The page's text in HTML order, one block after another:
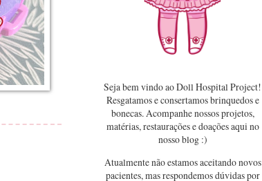
Seja bem vindo ao Doll Hospital Project!
Resgatamos e consertamos brinquedos e
bonecas. Acompanhe nossos projetos,
matérias, restaurações e doações aqui no
nosso blog :)
Atualmente não estamos aceitando novos
pacientes, mas respondemos dúvidas por